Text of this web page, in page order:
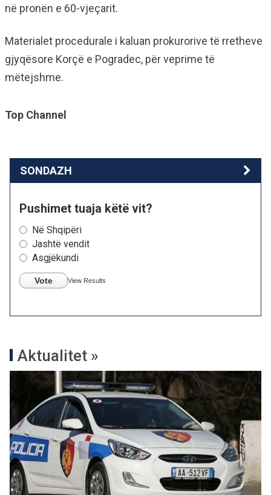
në pronën e 60-vjeçarit.
Materialet procedurale i kaluan prokurorive të rretheve
gjyqësore Korçë e Pogradec, për veprime të
mëtejshme.
Top Channel
SONDAZH
Pushimet tuaja këtë vit?
Në Shqipëri
Jashtë vendit
Asgjëkundi
Vote View Results
Aktualitet »